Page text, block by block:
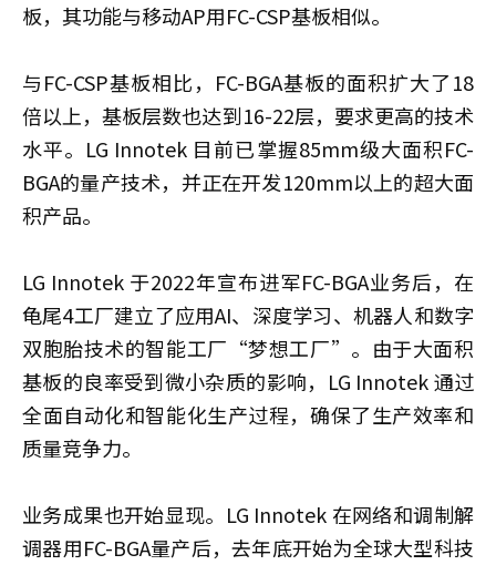
板，其功能与移动AP用FC-CSP基板相似。
与FC-CSP基板相比，FC-BGA基板的面积扩大了18
倍以上，基板层数也达到16-22层，要求更高的技术
水平。LG Innotek 目前已掌握85mm级大面积FC-
BGA的量产技术，并正在开发120mm以上的超大面
积产品。
LG Innotek 于2022年宣布进军FC-BGA业务后，在
龟尾4工厂建立了应用AI、深度学习、机器人和数字
双胞胎技术的智能工厂“梦想工厂”。由于大面积
基板的良率受到微小杂质的影响，LG Innotek 通过
全面自动化和智能化生产过程，确保了生产效率和
质量竞争力。
业务成果也开始显现。LG Innotek 在网络和调制解
调器用FC-BGA量产后，去年底开始为全球大型科技